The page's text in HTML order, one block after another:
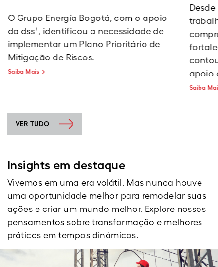
O Grupo Energía Bogotá, com o apoio
da dss+, identificou a necessidade de
implementar um Plano Prioritário de
Mitigação de Riscos.
Saiba Mais
apoio
Saiba
VER TUDO
Insights em destaque
Vivemos em uma era volátil. Mas nunca houve
uma oportunidade melhor para remodelar suas
ações e criar um mundo melhor. Explore nossos
pensamentos sobre transformação e melhores
práticas em tempos dinâmicos.